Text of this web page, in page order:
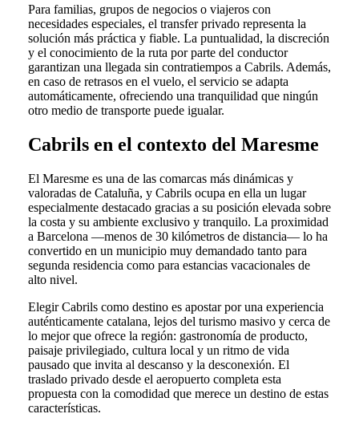
Para familias, grupos de negocios o viajeros con
necesidades especiales, el transfer privado representa la
solución más práctica y fiable. La puntualidad, la discreción
y el conocimiento de la ruta por parte del conductor
garantizan una llegada sin contratiempos a Cabrils. Además,
en caso de retrasos en el vuelo, el servicio se adapta
automáticamente, ofreciendo una tranquilidad que ningún
otro medio de transporte puede igualar.
Cabrils en el contexto del Maresme
El Maresme es una de las comarcas más dinámicas y
valoradas de Cataluña, y Cabrils ocupa en ella un lugar
especialmente destacado gracias a su posición elevada sobre
la costa y su ambiente exclusivo y tranquilo. La proximidad
a Barcelona —menos de 30 kilómetros de distancia— lo ha
convertido en un municipio muy demandado tanto para
segunda residencia como para estancias vacacionales de
alto nivel.
Elegir Cabrils como destino es apostar por una experiencia
auténticamente catalana, lejos del turismo masivo y cerca de
lo mejor que ofrece la región: gastronomía de producto,
paisaje privilegiado, cultura local y un ritmo de vida
pausado que invita al descanso y la desconexión. El
traslado privado desde el aeropuerto completa esta
propuesta con la comodidad que merece un destino de estas
características.